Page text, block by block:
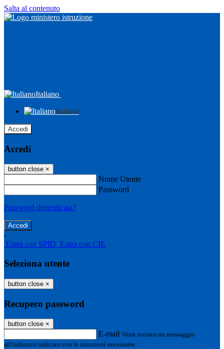
Salta al contenuto
Italiano
Italiano
Accedi
Accedi
button close ×
Nome Utente
Password
Password dimenticata?
-
Entra con SPID Entra con CIE
Seleziona utente
button close ×
Recupero password
button close ×
E-mail Verrà inviato un messaggio
all'indirizzo indicato con le istruzioni necessarie.